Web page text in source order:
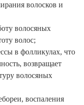
волосков и
волосяных
волос;
в фолликулах, что
возвращает
волосяных
воспаления